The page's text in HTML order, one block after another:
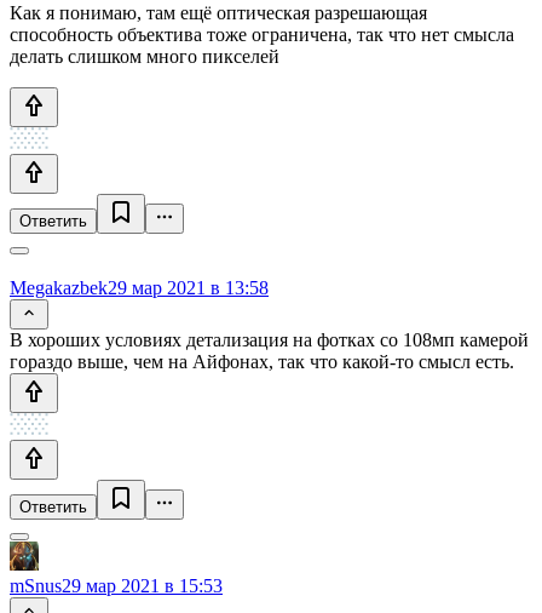
Как я понимаю, там ещё оптическая разрешающая
способность объектива тоже ограничена, так что нет смысла
делать слишком много пикселей
Ответить
Megakazbek29 мар 2021 в 13:58
В хороших условиях детализация на фотках со 108мп камерой
гораздо выше, чем на Айфонах, так что какой-то смысл есть.
Ответить
mSnus29 мар 2021 в 15:53